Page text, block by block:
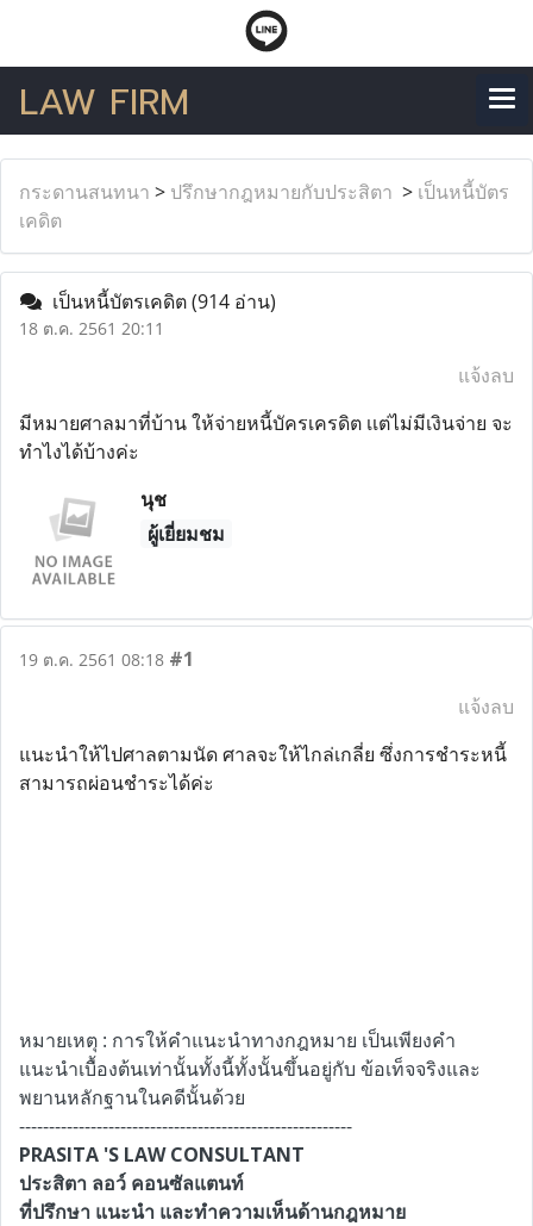
LAW FIRM
กระดานสนทนา > ปรึกษากฎหมายกับประสิตา > เป็นหนี้บัตร
เคดิต
เป็นหนี้บัตรเคดิต(914 อ่าน)
18 ต.ค. 2561 20:11
แจ้งลบ
มีหมายศาลมาที่บ้าน ให้จ่ายหนี้บัครเครดิต เเต่ไม่มีเงินจ่าย จะ
ทำไงได้บ้างค่ะ
นุช
ผู้เยี่ยมชม
19 ต.ค. 2561 08:18 #1
แจ้งลบ
แนะนำให้ไปศาลตามนัด ศาลจะให้ไกล่เกลี่ย ซึ่งการชำระหนี้
สามารถผ่อนชำระได้ค่ะ
หมายเหตุ : การให้คำแนะนำทางกฎหมาย เป็นเพียงคำ
แนะนำเบื้องต้นเท่านั้นทั้งนี้ทั้งนั้นขึ้นอยู่กับ ข้อเท็จจริงและ
พยานหลักฐานในคดีนั้นด้วย
--------------------------------------------------------
PRASITA 'S LAW CONSULTANT
ประสิตา ลอว์ คอนซัลแตนท์
ที่ปรึกษา แนะนำ และทำความเห็นด้านกฎหมาย